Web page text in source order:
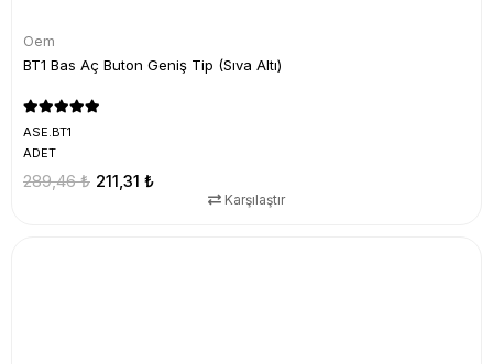
Oem
BT1 Bas Aç Buton Geniş Tip (Sıva Altı)
ASE.BT1
ADET
211,31 ₺
289,46 ₺
Karşılaştır